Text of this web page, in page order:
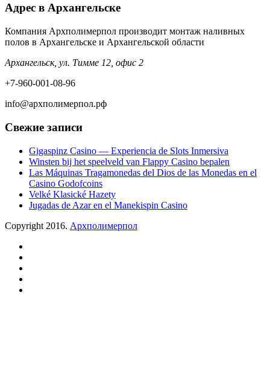
Адрес в Архангельске
Компания Архполимерпол производит монтаж наливных
полов в Архангельске и Архангельской области
Архангельск, ул. Тимме 12, офис 2
+7-960-001-08-96
info@архполимерпол.рф
Свежие записи
Gigaspinz Casino — Experiencia de Slots Inmersiva
Winsten bij het speelveld van Flappy Casino bepalen
Las Máquinas Tragamonedas del Dios de las Monedas en el
Casino Godofcoins
Velké Klasické Hazety
Jugadas de Azar en el Manekispin Casino
Copyright 2016. Архполимерпол